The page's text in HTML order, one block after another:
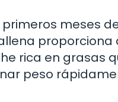
meses
proporciona
rica en grasas
peso